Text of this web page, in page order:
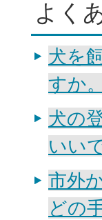
よく
犬を
すか。
犬の
いい
市外
どの